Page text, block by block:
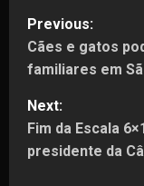
P
o
s
t
n
Previous:
Cães e gatos
familiares em
Next:
Fim da Escala
presidente da